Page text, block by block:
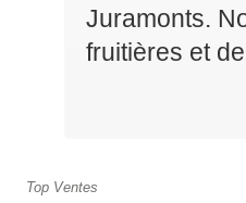
Juramonts.
fruitières et
Top Ventes